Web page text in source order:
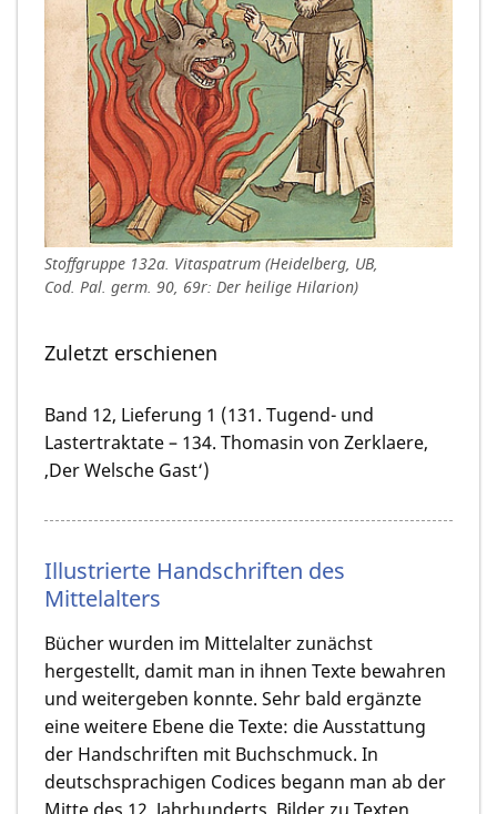
Stoffgruppe 132a. Vitaspatrum (Heidelberg, UB,
Cod. Pal. germ. 90, 69r: Der heilige Hilarion)
Zuletzt erschienen
Band 12, Lieferung 1 (131. Tugend- und
Lastertraktate – 134. Thomasin von Zerklaere,
‚Der Welsche Gast‘)
Illustrierte Handschriften des
Mittelalters
Bücher wurden im Mittelalter zunächst
hergestellt, damit man in ihnen Texte bewahren
und weitergeben konnte. Sehr bald ergänzte
eine weitere Ebene die Texte: die Ausstattung
der Handschriften mit Buchschmuck. In
deutschsprachigen Codices begann man ab der